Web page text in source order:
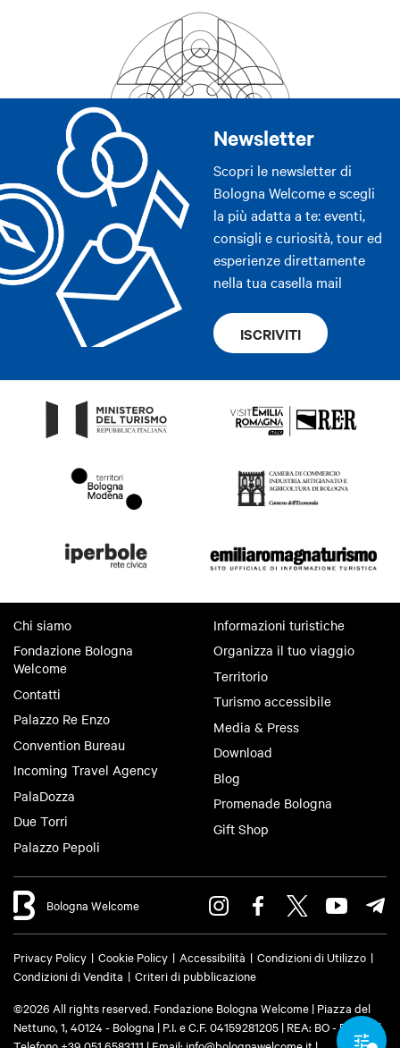
Newsletter
Scopri le newsletter di
Bologna Welcome e scegli
la più adatta a te: eventi,
consigli e curiosità, tour ed
esperienze direttamente
nella tua casella mail
ISCRIVITI
Chi siamo
Fondazione Bologna
Welcome
Contatti
Palazzo Re Enzo
Convention Bureau
Incoming Travel Agency
PalaDozza
Due Torri
Palazzo Pepoli
Informazioni turistiche
Organizza il tuo viaggio
Territorio
Turismo accessibile
Media & Press
Download
Blog
Promenade Bologna
Gift Shop
Bologna Welcome
Privacy Policy Cookie Policy Accessibilità
Condizioni di Utilizzo
Condizioni di Vendita
Criteri di pubblicazione
©2026 All rights reserved. Fondazione Bologna Welcome | Piazza del
Nettuno, 1, 40124 - Bologna | P.I. e C.F. 04159281205 | REA: BO - 573761 |